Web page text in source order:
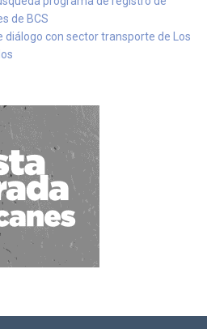
de BCS
diálogo con sector transporte de Los